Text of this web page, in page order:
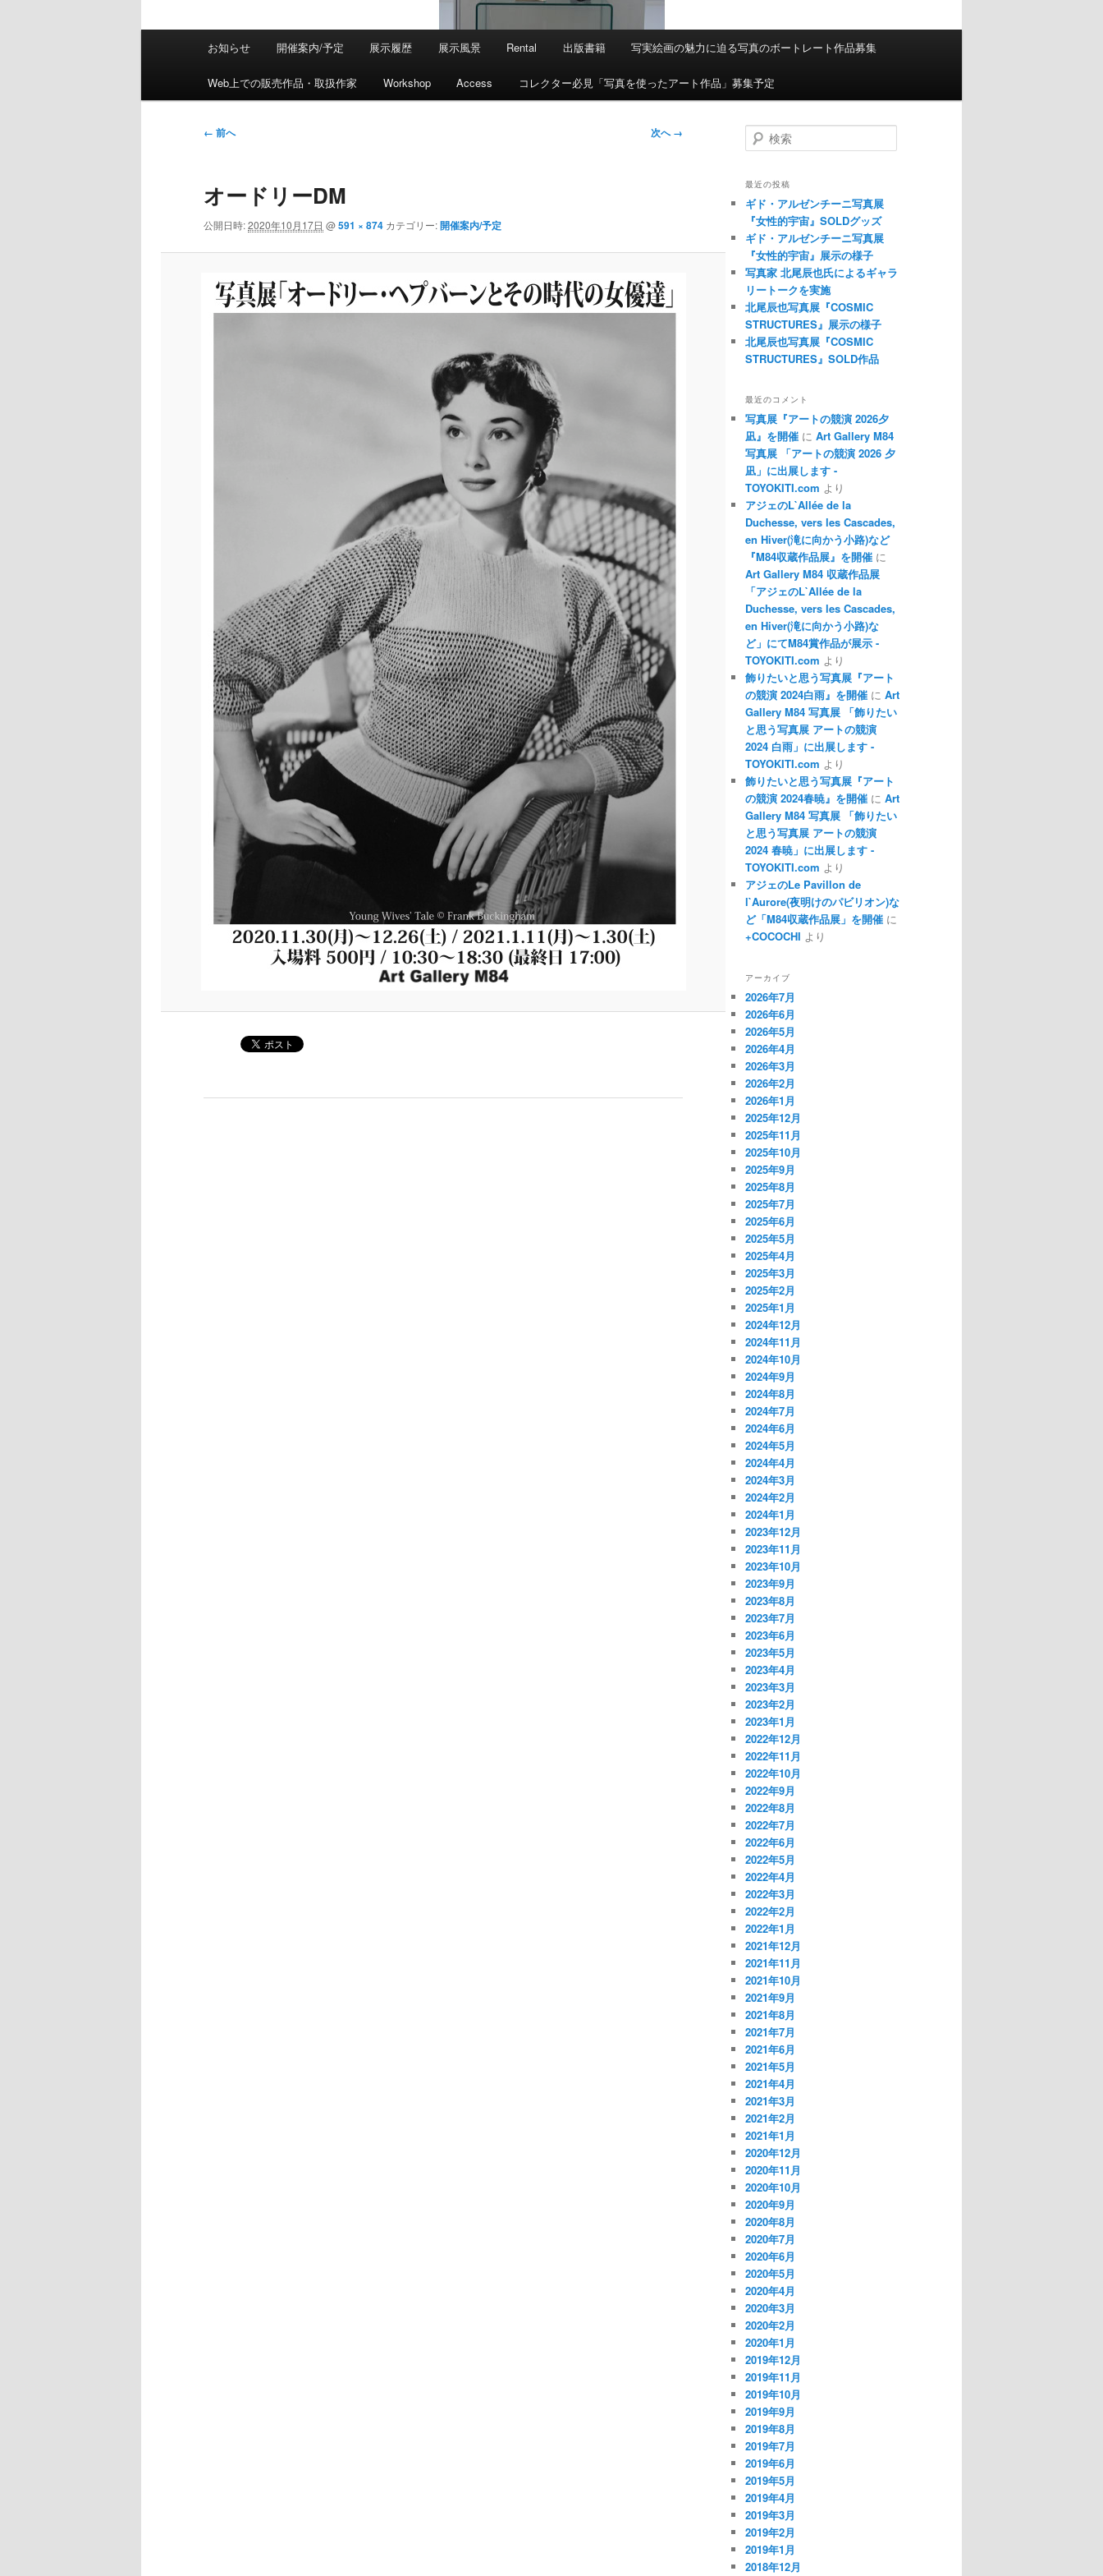
メインメニュー
メインコンテンツへ移動
サブコンテンツへ移動
お知らせ 開催案内/予定 展示履歴 展示風景 Rental 出版書籍 写実絵画の魅力に迫る写真のボートレート作品募集
Web上での販売作品・取扱作家 Workshop Access コレクター必見「写真を使ったアート作品」募集予定
画像ナビゲーション
← 前へ 次へ →
オードリーDM
公開日時:2020年10月17日 @591 × 874 カテゴリー:開催案内/予定
検索
最近の投稿
ギド・アルゼンチーニ写真展
『女性的宇宙』SOLDグッズ
ギド・アルゼンチーニ写真展
『女性的宇宙』展示の様子
写真家 北尾辰也氏によるギャラ
リートークを実施
北尾辰也写真展『COSMIC
STRUCTURES』展示の様子
北尾辰也写真展『COSMIC
STRUCTURES』SOLD作品
最近のコメント
写真展『アートの競演 2026夕
凪』を開催 に Art Gallery M84
写真展 「アートの競演 2026 夕
凪」に出展します -
TOYOKITI.com より
アジェのL`Allée de la
Duchesse, vers les Cascades,
en Hiver(滝に向かう小路)など
『M84収蔵作品展』を開催 に
Art Gallery M84 収蔵作品展
「アジェのL`Allée de la
Duchesse, vers les Cascades,
en Hiver(滝に向かう小路)な
ど」にてM84賞作品が展示 -
TOYOKITI.com より
飾りたいと思う写真展『アート
の競演 2024白雨』を開催 に Art
Gallery M84 写真展 「飾りたい
と思う写真展 アートの競演
2024 白雨」に出展します -
TOYOKITI.com より
飾りたいと思う写真展『アート
の競演 2024春暁』を開催 に Art
Gallery M84 写真展 「飾りたい
と思う写真展 アートの競演
2024 春暁」に出展します -
TOYOKITI.com より
アジェのLe Pavillon de
l`Aurore(夜明けのパビリオン)な
ど「M84収蔵作品展」を開催 に
+COCOCHI より
アーカイブ
2026年7月
2026年6月
2026年5月
2026年4月
2026年3月
2026年2月
2026年1月
2025年12月
2025年11月
2025年10月
2025年9月
2025年8月
2025年7月
2025年6月
2025年5月
2025年4月
2025年3月
2025年2月
2025年1月
2024年12月
2024年11月
2024年10月
2024年9月
2024年8月
2024年7月
2024年6月
2024年5月
2024年4月
2024年3月
2024年2月
2024年1月
2023年12月
2023年11月
2023年10月
2023年9月
2023年8月
2023年7月
2023年6月
2023年5月
2023年4月
2023年3月
2023年2月
2023年1月
2022年12月
2022年11月
2022年10月
2022年9月
2022年8月
2022年7月
2022年6月
2022年5月
2022年4月
2022年3月
2022年2月
2022年1月
2021年12月
2021年11月
2021年10月
2021年9月
2021年8月
2021年7月
2021年6月
2021年5月
2021年4月
2021年3月
2021年2月
2021年1月
2020年12月
2020年11月
2020年10月
2020年9月
2020年8月
2020年7月
2020年6月
2020年5月
2020年4月
2020年3月
2020年2月
2020年1月
2019年12月
2019年11月
2019年10月
2019年9月
2019年8月
2019年7月
2019年6月
2019年5月
2019年4月
2019年3月
2019年2月
2019年1月
2018年12月